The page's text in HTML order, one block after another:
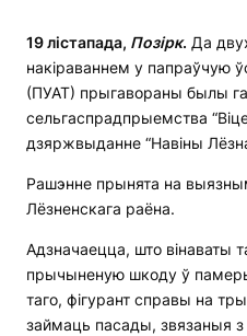
19 лістапада, Позірк. Да
накіраваннем у папраўчую
(ПУАТ) прыгавораны былы
сельгаспрадпрыемства
дзяржвыданне “Навіны
Рашэнне прынята на
Лёзненскага раёна.
Адзначаецца, што вінаваты
прычыненую шкоду ў
таго, фігурант справы на
займаць пасады, звязаныя з